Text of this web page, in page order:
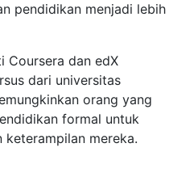
pendidikan menjadi lebih
Coursera dan edX
dari universitas
orang yang
formal untuk
keterampilan mereka.